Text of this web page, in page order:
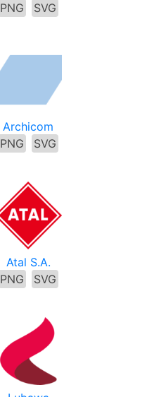
PNG
SVG
Archicom
PNG
SVG
Atal S.A.
PNG
SVG